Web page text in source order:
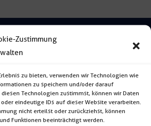
Zustimmung
zu bieten, verwenden wir Technologien wie
zu speichern und/oder darauf
Technologien zustimmst, können wir Daten
eindeutige IDs auf dieser Website verarbeiten.
nicht erteilst oder zurückziehst, können
Funktionen beeinträchtigt werden.